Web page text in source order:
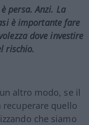
persa. Anzi. La
è importante fare
dove investire
rischio.
altro modo, se il
recuperare quello
che siamo